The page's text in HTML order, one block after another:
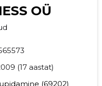
OÜ
(17 aastat)
(69202)